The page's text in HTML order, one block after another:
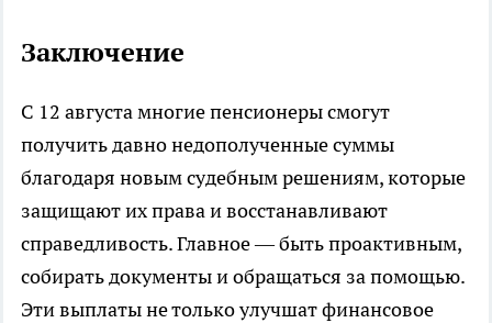
Заключение
С 12 августа многие пенсионеры смогут
получить давно недополученные суммы
благодаря новым судебным решениям, которые
защищают их права и восстанавливают
справедливость. Главное — быть проактивным,
собирать документы и обращаться за помощью.
Эти выплаты не только улучшат финансовое